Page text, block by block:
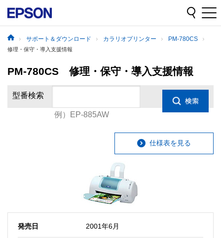
サポート＆ダウンロード カラリオプリンター PM-780CS
修理・保守・導入支援情報
PM-780CS 修理・保守・導入支援情報
型番検索
例）EP-885AW
仕様表を見る
発売日 2001年6月